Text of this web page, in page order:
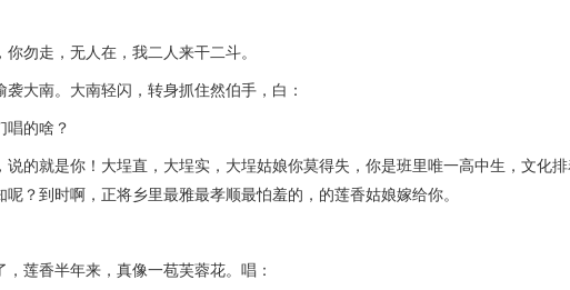
走，无人在，我二人来干二斗。
南。大南轻闪，转身抓住然伯手，白：
的啥？
就是你！大埕直，大埕实，大埕姑娘你莫得失，你是班里唯一高中生，文化排
？到时啊，正将乡里最雅最孝顺最怕羞的，的莲香姑娘嫁给你。
莲香半年来，真像一苞芙蓉花。唱：